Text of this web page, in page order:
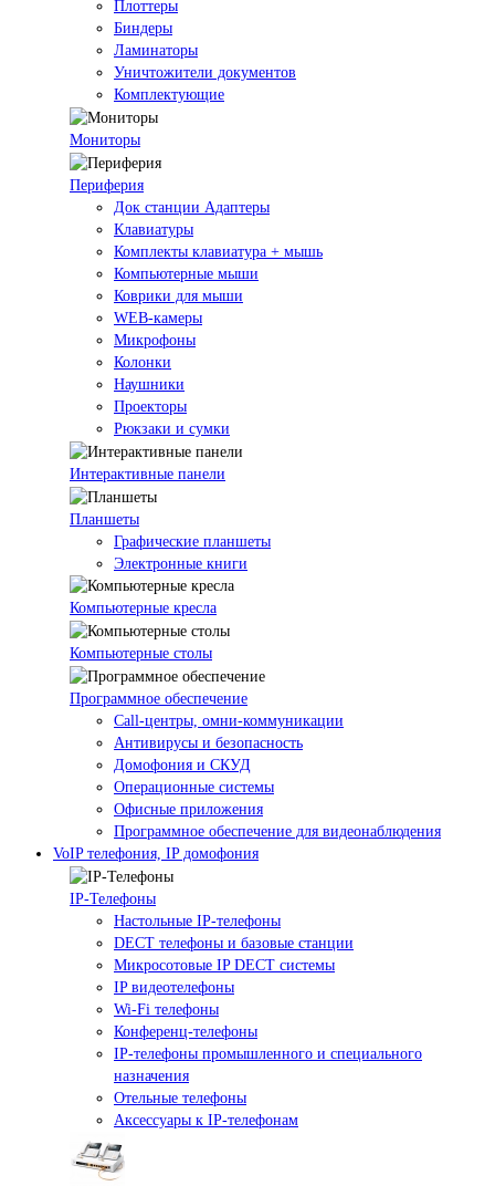
Плоттеры
Биндеры
Ламинаторы
Уничтожители документов
Комплектующие
Мониторы
Периферия
Док станции Адаптеры
Клавиатуры
Комплекты клавиатура + мышь
Компьютерные мыши
Коврики для мыши
WEB-камеры
Микрофоны
Колонки
Наушники
Проекторы
Рюкзаки и сумки
Интерактивные панели
Планшеты
Графические планшеты
Электронные книги
Компьютерные кресла
Компьютерные столы
Программное обеспечение
Call-центры, омни-коммуникации
Антивирусы и безопасность
Домофония и СКУД
Операционные системы
Офисные приложения
Программное обеспечение для видеонаблюдения
VoIP телефония, IP домофония
IP-Телефоны
Настольные IP-телефоны
DECT телефоны и базовые станции
Микросотовые IP DECT системы
IP видеотелефоны
Wi-Fi телефоны
Конференц-телефоны
IP-телефоны промышленного и специального
назначения
Отельные телефоны
Аксессуары к IP-телефонам